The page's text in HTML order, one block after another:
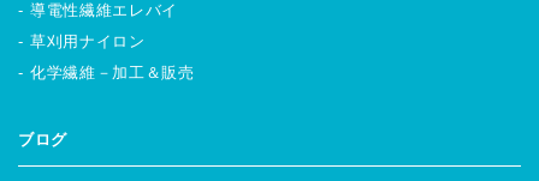
導電性繊維エレバイ
草刈用ナイロン
化学繊維－加工＆販売
ブログ